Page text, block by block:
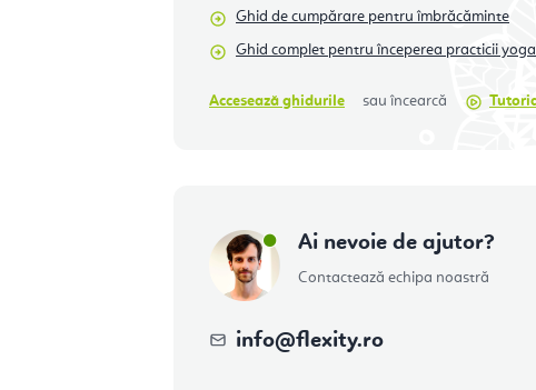
Ghid de cumpărare pentru îmbrăcăminte
Ghid complet pentru începerea practicii yoga
Accesează ghidurile sau încearcă
Ai nevoie de ajutor?
Contactează echipa noastră
info@flexity.ro